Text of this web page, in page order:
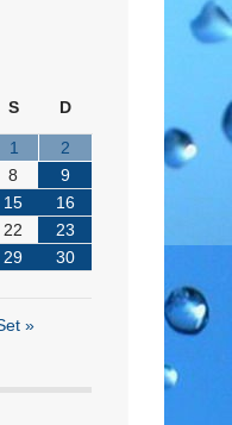
S D
1
2
8
9
15
16
22
23
29
30
»